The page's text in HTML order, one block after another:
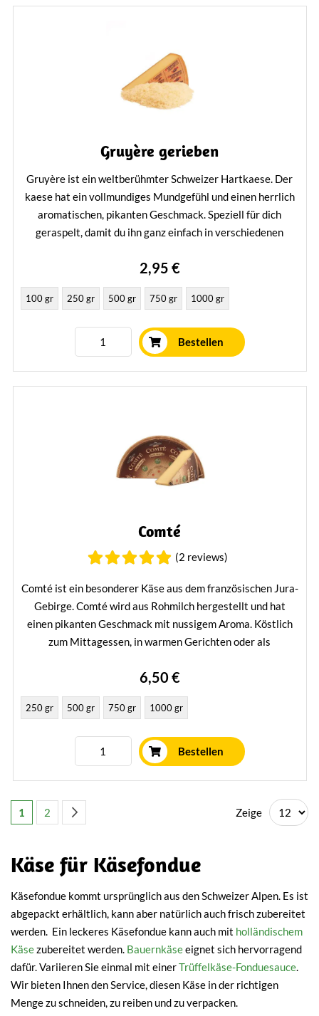
Gruyère gerieben
Gruyère ist ein weltberühmter Schweizer Hartkaese. Der
kaese hat ein vollmundiges Mundgefühl und einen herrlich
aromatischen, pikanten Geschmack. Speziell für dich
geraspelt, damit du ihn ganz einfach in verschiedenen
Mehr erfahren
2,95 €
100 gr 250 gr 500 gr 750 gr 1000 gr
Bestellen
Comté
(2 reviews)
Comté ist ein besonderer Käse aus dem französischen Jura-
Gebirge. Comté wird aus Rohmilch hergestellt und hat
einen pikanten Geschmack mit nussigem Aroma. Köstlich
zum Mittagessen, in warmen Gerichten oder als
Mehr erfahren
6,50 €
250 gr 500 gr 750 gr 1000 gr
Bestellen
Seite
Sie lesen gerade die Seite
1 Seite
2 Zeige
Käse für Käsefondue
Käsefondue kommt ursprünglich aus den Schweizer Alpen. Es ist
abgepackt erhältlich, kann aber natürlich auch frisch zubereitet
werden. Ein leckeres Käsefondue kann auch mit holländischem
Käsezubereitet werden. Bauernkäseeignet sich hervorragend
dafür. Variieren Sie einmal mit einerTrüffelkäse-Fonduesauce.
Wir bieten Ihnen den Service, diesen Käse in der richtigen
Menge zu schneiden, zu reiben und zu verpacken.